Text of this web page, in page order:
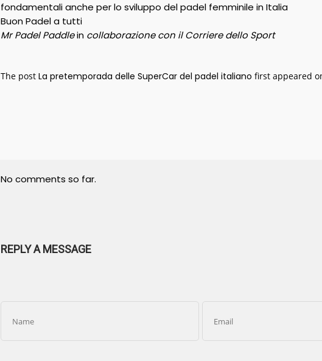
fondamentali anche per lo sviluppo del padel femminile in Italia
Buon Padel a tutti
Mr Padel Paddlein collaborazione con il Corriere dello Sport
The post La pretemporada delle SuperCar del padel italiano first appeared
No comments so far.
REPLY A MESSAGE